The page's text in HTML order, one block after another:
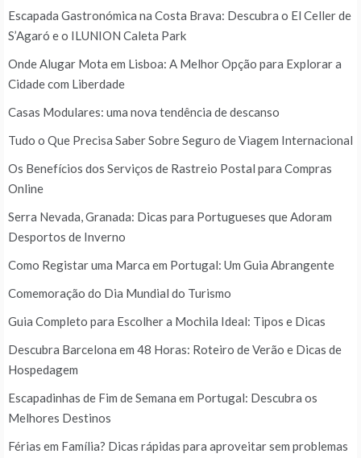
Escapada Gastronómica na Costa Brava: Descubra o El Celler de
S’Agaró e o ILUNION Caleta Park
Onde Alugar Mota em Lisboa: A Melhor Opção para Explorar a
Cidade com Liberdade
Casas Modulares: uma nova tendência de descanso
Tudo o Que Precisa Saber Sobre Seguro de Viagem Internacional
Os Benefícios dos Serviços de Rastreio Postal para Compras
Online
Serra Nevada, Granada: Dicas para Portugueses que Adoram
Desportos de Inverno
Como Registar uma Marca em Portugal: Um Guia Abrangente
Comemoração do Dia Mundial do Turismo
Guia Completo para Escolher a Mochila Ideal: Tipos e Dicas
Descubra Barcelona em 48 Horas: Roteiro de Verão e Dicas de
Hospedagem
Escapadinhas de Fim de Semana em Portugal: Descubra os
Melhores Destinos
Férias em Família? Dicas rápidas para aproveitar sem problemas